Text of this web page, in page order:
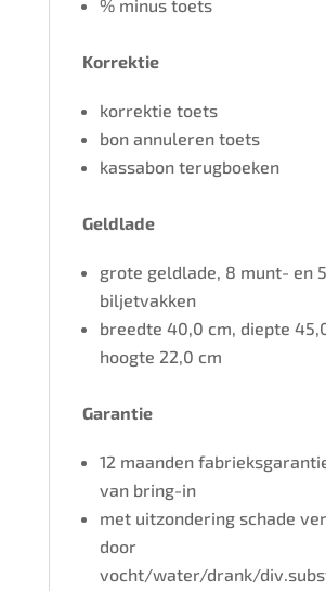
% minus toets
Korrektie
korrektie toets
bon annuleren toets
kassabon terugboeken
Geldlade
grote geldlade, 8 munt- en 5
biljetvakken
breedte 40,0 cm, diepte
hoogte 22,0 cm
Garantie
12 maanden
van bring-in
met uitzondering schade
door
vocht/water/drank/